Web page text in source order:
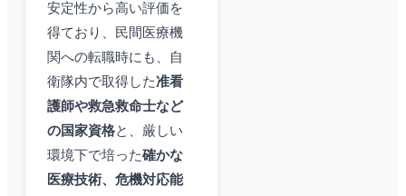
安定性から高い評価を
得ており、民間医療機
関への転職時にも、自
衛隊内で取得した准看
護師や救急救命士など
の国家資格と、厳しい
環境下で培った確かな
医療技術、危機対応能